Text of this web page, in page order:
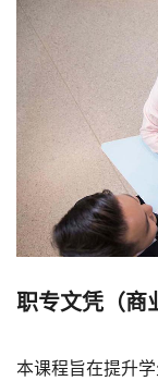
职专文凭（商
本课程旨在提升